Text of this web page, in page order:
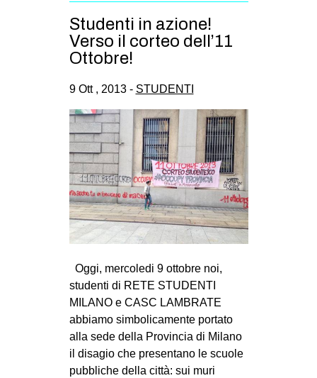
Studenti in azione!
Verso il corteo dell’11
Ottobre!
9 Ott , 2013 - STUDENTI
Oggi, mercoledi 9 ottobre noi,
studenti di RETE STUDENTI
MILANO e CASC LAMBRATE
abbiamo simbolicamente portato
alla sede della Provincia di Milano
il disagio che presentano le scuole
pubbliche della città: sui muri